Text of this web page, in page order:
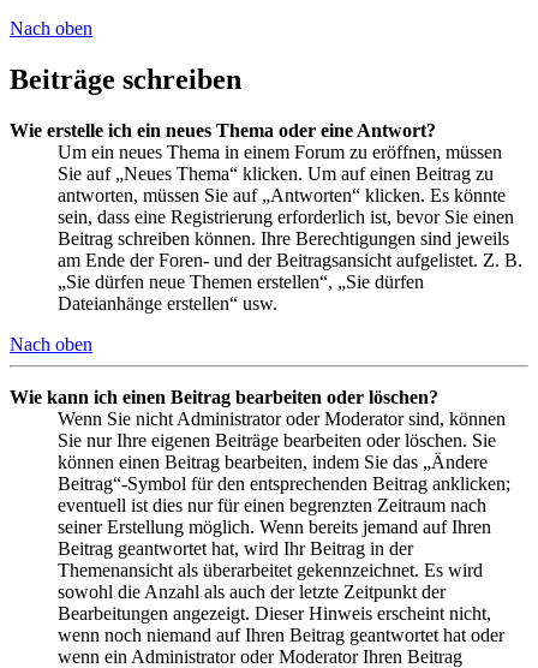
Nach oben
Beiträge schreiben
Wie erstelle ich ein neues Thema oder eine Antwort?
Um ein neues Thema in einem Forum zu eröffnen, müssen
Sie auf „Neues Thema“ klicken. Um auf einen Beitrag zu
antworten, müssen Sie auf „Antworten“ klicken. Es könnte
sein, dass eine Registrierung erforderlich ist, bevor Sie einen
Beitrag schreiben können. Ihre Berechtigungen sind jeweils
am Ende der Foren- und der Beitragsansicht aufgelistet. Z. B.
„Sie dürfen neue Themen erstellen“, „Sie dürfen
Dateianhänge erstellen“ usw.
Nach oben
Wie kann ich einen Beitrag bearbeiten oder löschen?
Wenn Sie nicht Administrator oder Moderator sind, können
Sie nur Ihre eigenen Beiträge bearbeiten oder löschen. Sie
können einen Beitrag bearbeiten, indem Sie das „Ändere
Beitrag“-Symbol für den entsprechenden Beitrag anklicken;
eventuell ist dies nur für einen begrenzten Zeitraum nach
seiner Erstellung möglich. Wenn bereits jemand auf Ihren
Beitrag geantwortet hat, wird Ihr Beitrag in der
Themenansicht als überarbeitet gekennzeichnet. Es wird
sowohl die Anzahl als auch der letzte Zeitpunkt der
Bearbeitungen angezeigt. Dieser Hinweis erscheint nicht,
wenn noch niemand auf Ihren Beitrag geantwortet hat oder
wenn ein Administrator oder Moderator Ihren Beitrag